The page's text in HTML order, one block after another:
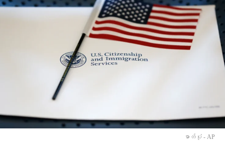
ဓာတ်ပုံ - AP